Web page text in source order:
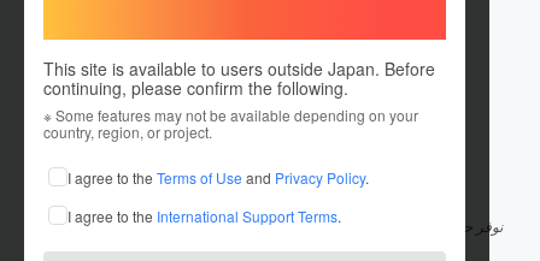
This site is available to users outside Japan. Before
continuing, please confirm the following.
※ Some features may not be available depending on your
country, region, or project.
I agree to the Terms of Use and Privacy Policy.
I agree to the International Support Terms.
IncreasingFollowers
在住国：日本
出身国：日本
نوفر حلولًا احترافية لكل من يرغب في تنمية حساباته على وسائل التواصل الاجتما
عي بطريقة فعالة もっと見る